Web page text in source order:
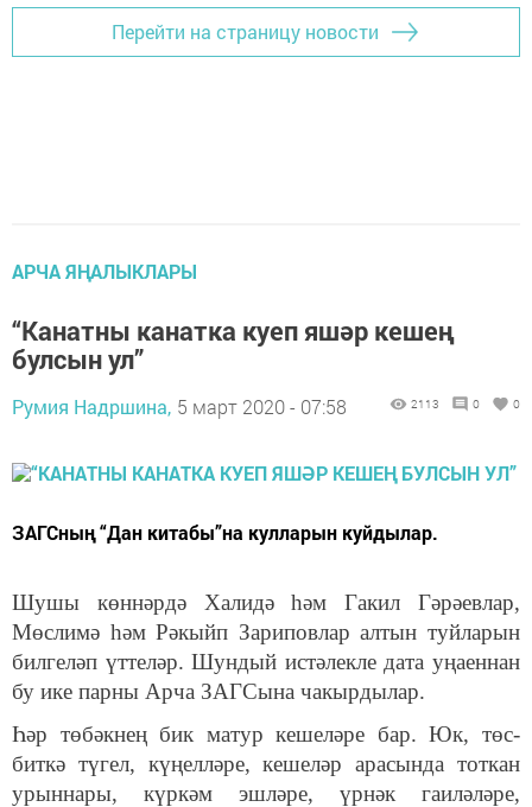
Перейти на страницу новости
АРЧА ЯҢАЛЫКЛАРЫ
“Канатны канатка куеп яшәр кешең
булсын ул”
Румия Надршина, 5 март 2020 - 07:58 2113 0 0
ЗАГСның “Дан китабы”на кулларын куйдылар.
Шушы көннәрдә Халидә һәм Гакил Гәрәевлар,
Мөслимә һәм Рәкыйп Зариповлар алтын туйларын
билгеләп үттеләр. Шундый истәлекле дата уңаеннан
бу ике парны Арча ЗАГСына чакырдылар.
Һәр төбәкнең бик матур кешеләре бар. Юк, төс-
биткә түгел, күңелләре, кешеләр арасында тоткан
урыннары, күркәм эшләре, үрнәк гаиләләре,